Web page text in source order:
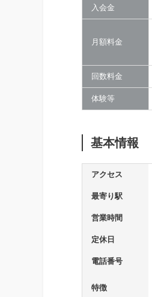
入会金
月額料金
回数料金
体験等
基本情報
アクセス
最寄り駅
営業時間
定休日
電話番号
特徴